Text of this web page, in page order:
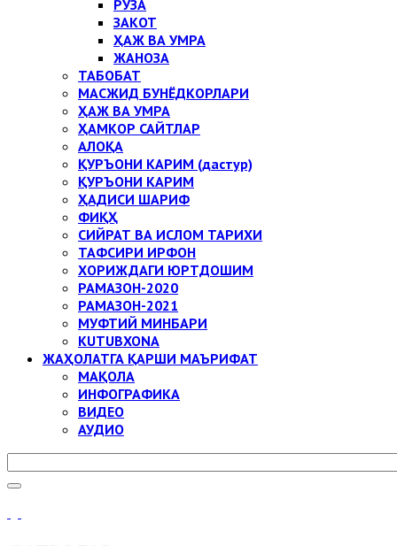
РЎЗА
ЗАКОТ
ҲАЖ ВА УМРА
ЖАНОЗА
ТАБОБАТ
МАСЖИД БУНЁДКОРЛАРИ
ҲАЖ ВА УМРА
ҲАМКОР САЙТЛАР
АЛОҚА
ҚУРЪОНИ КАРИМ (дастур)
ҚУРЪОНИ КАРИМ
ҲАДИСИ ШАРИФ
ФИҚҲ
СИЙРАТ ВА ИСЛОМ ТАРИХИ
ТАФСИРИ ИРФОН
ХОРИЖДАГИ ЮРТДОШИМ
РАМАЗОН-2020
РАМАЗОН-2021
МУФТИЙ МИНБАРИ
KUTUBXONA
ЖАҲОЛАТГА ҚАРШИ МАЪРИФАТ
МАҚОЛА
ИНФОГРАФИКА
ВИДЕО
АУДИО